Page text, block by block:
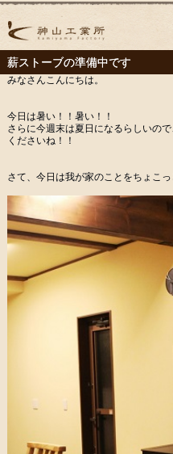
薪ストーブの準備中です
みなさんこんにちは。
今日は暑い！！暑い！！
さらに今週末は夏日になるらしいの
くださいね！！
さて、今日は我が家のことをちょこっ